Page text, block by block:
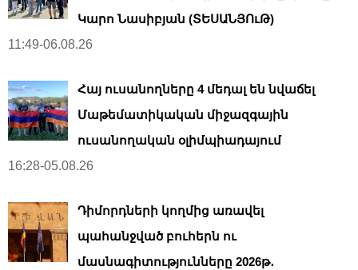
Կարո Նասիբյան (ՏԵՍԱՆՅՈւԹ)
11:49-06.08.26
Հայ ուսանողները 4 մեդալ են նվաճել
Մաթեմատիկական միջազգային
ուսանողական օլիմպիադայում
16:28-05.08.26
Դիմորդների կողմից առավել
պահանջված բուհերն ու
մասնագիտությունները 2026թ․